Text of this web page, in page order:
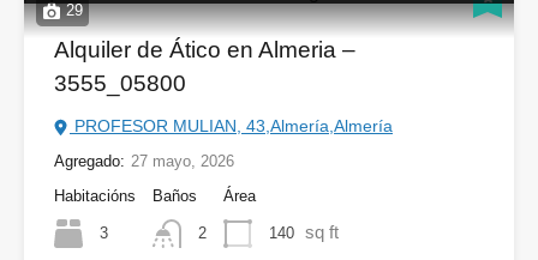
29
Alquiler de Ático en Almeria –
3555_05800
PROFESOR MULIAN, 43,Almería,Almería
Agregado: 27 mayo, 2026
Habitacións
3
Baños
2
Área
140 sq ft